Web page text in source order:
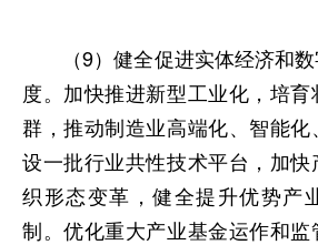
（9）健全促进实体经济和
度。加快推进新型工业化，培
群，推动制造业高端化、智能
设一批行业共性技术平台，加
织形态变革，健全提升优势产
制。优化重大产业基金运作和